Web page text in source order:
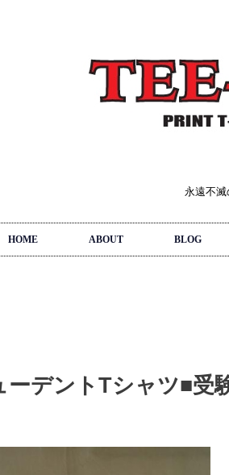
永遠不
HOME ABOUT BLOG
ーデントTシャツ■受